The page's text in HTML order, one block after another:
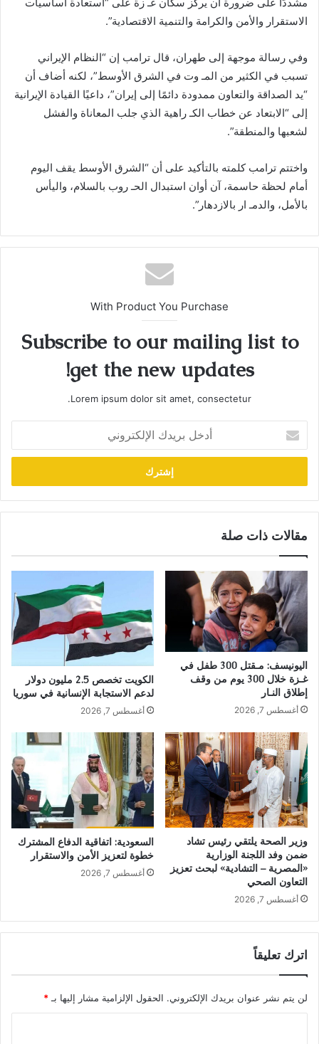
الاستقرار والأمن والكرامة والتنمية الاقتصادية”.
وفي رسالة موجهة إلى طهران، قال ترامب إن “النظام الإيراني
تسبب في الكثير من المـ وت في الشرق الأوسط”، لكنه أضاف أن
“يد الصداقة والتعاون ممدودة دائمًا إلى إيران”، داعيًا القيادة الإيرانية
إلى “الابتعاد عن خطاب الكـ راهية الذي جلب المعاناة والفشل
لشعبها والمنطقة”.
واختتم ترامب كلمته بالتأكيد على أن “الشرق الأوسط يقف اليوم
أمام لحظة حاسمة، آن أوان استبدال الحـ روب بالسلام، واليأس
بالأمل، والدمـ ار بالازدهار”.
With Product You Purchase
Subscribe to our mailing list to
get the new updates!
Lorem ipsum dolor sit amet, consectetur.
بريدك
الإلكتروني
مقالات ذات صلة
اليونيسف: مـقتل 300 طفل في
غـزة خلال 300 يوم من وقف
إطلاق النـار
أغسطس 7, 2026
الكويت تخصص 2.5 مليون دولار
لدعم الاستجابة الإنسانية في سوريا
أغسطس 7, 2026
وزير الصحة يلتقي رئيس تشاد
ضمن وفد اللجنة الوزارية
«المصرية – التشادية» لبحث تعزيز
التعاون الصحي
أغسطس 7, 2026
السعودية: اتفاقية الدفاع المشترك
خطوة لتعزيز الأمن والاستقرار
أغسطس 7, 2026
اترك تعليقاً
لن يتم نشر عنوان بريدك الإلكتروني. الحقول الإلزامية مشار إليها بـ *